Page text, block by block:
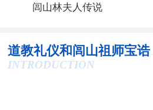
闾山林夫人传说
道教礼仪和闾山祖师宝诰
INTRODUCTION